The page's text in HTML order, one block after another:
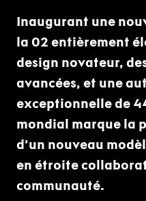
Inaugurant une
la 02 entièrement
design novateur,
avancées, et une
exceptionnelle de
mondial marque la
d’un nouveau
en étroite
communauté.